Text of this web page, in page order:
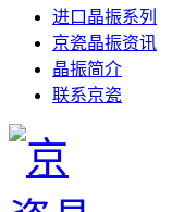
进口晶振系列
京瓷晶振资讯
晶振简介
联系京瓷